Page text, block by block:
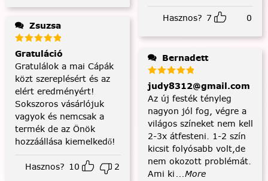
Zsuzsa
Gratuláció
Gratulálok a mai Cápák
közt szereplésért és az
elért eredményért!
Sokszoros vásárlójuk
vagyok és nemcsak a
termék de az Önök
hozzáállása kiemelkedő!
Hasznos? 10 2
Hasznos? 7 0
Bernadett
judy8312@gmail.com
Az új festék tényleg
nagyon jól fog, végre a
világos színeket nem kell
2-3x átfesteni. 1-2 szín
kicsit folyósabb volt,de
nem okozott problémát.
Ami ki ...More